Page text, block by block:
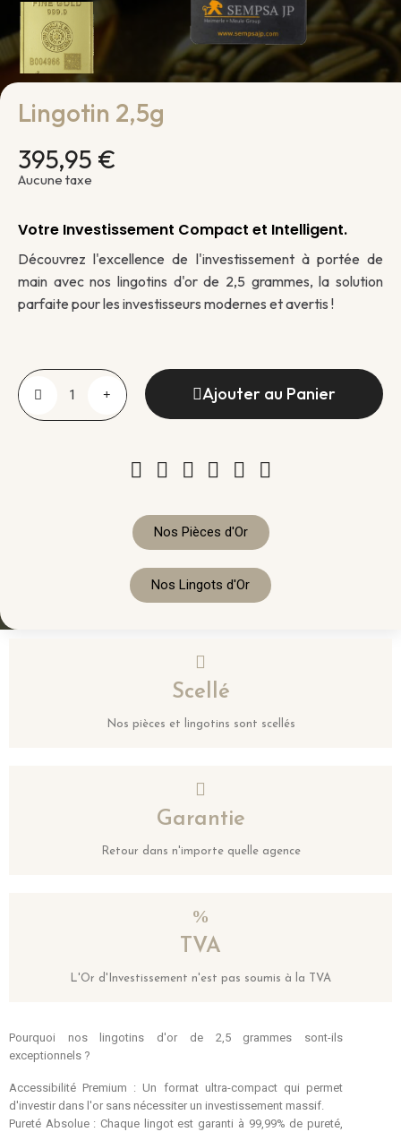
Lingotin 2,5g
395,95 €
Aucune taxe
Votre Investissement Compact et Intelligent.
Découvrez l'excellence de l'investissement à portée de
main avec nos lingotins d'or de 2,5 grammes, la solution
parfaite pour les investisseurs modernes et avertis !
Ajouter au Panier
Nos Pièces d'Or
Nos Lingots d'Or
Scellé
Nos pièces et lingotins sont scellés
Garantie
Retour dans n'importe quelle agence
TVA
L'Or d'Investissement n'est pas soumis à la TVA
Pourquoi nos lingotins d'or de 2,5 grammes sont-ils
exceptionnels ?
Accessibilité Premium : Un format ultra-compact qui permet
d'investir dans l'or sans nécessiter un investissement massif.
Pureté Absolue : Chaque lingot est garanti à 99,99% de pureté,